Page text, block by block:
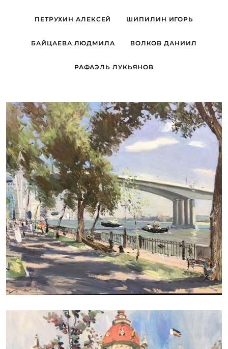
ПЕТРУХИН АЛЕКСЕЙ ШИПИЛИН ИГОРЬ
БАЙЦАЕВА ЛЮДМИЛА ВОЛКОВ ДАНИИЛ
РАФАЭЛЬ ЛУКЬЯНОВ
ДУДЧЕНКО НИКОЛАЙ